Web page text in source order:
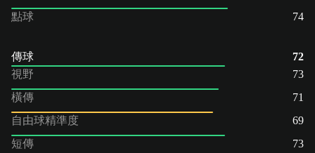
點球
74
傳球
72
視野
73
橫傳
71
自由球精準度
69
短傳
73